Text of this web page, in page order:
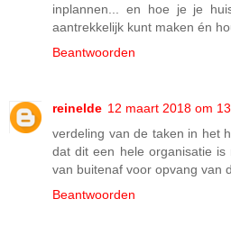
inplannen... en hoe je je
aantrekkelijk kunt maken én
Beantwoorden
reinelde 12 maart 2018 om
verdeling van de taken in het
dat dit een hele organisatie
van buitenaf voor opvang van
Beantwoorden